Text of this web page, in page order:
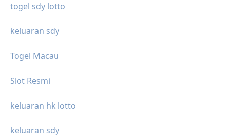
togel sdy lotto
keluaran sdy
Togel Macau
Slot Resmi
keluaran hk lotto
keluaran sdy